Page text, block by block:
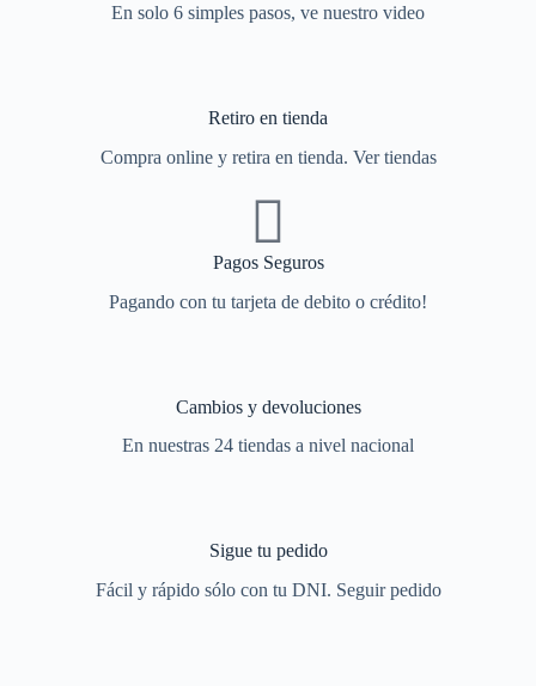
En solo 6 simples pasos, ve nuestro video
Retiro en tienda
Compra online y retira en tienda. Ver tiendas
Pagos Seguros
Pagando con tu tarjeta de debito o crédito!
Cambios y devoluciones
En nuestras 24 tiendas a nivel nacional
Sigue tu pedido
Fácil y rápido sólo con tu DNI. Seguir pedido